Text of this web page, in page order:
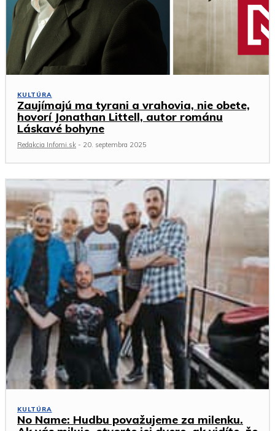
KULTÚRA
Zaujímajú ma tyrani a vrahovia, nie obete,
hovorí Jonathan Littell, autor románu
Láskavé bohyne
Redakcia Infomi.sk - 20. septembra 2025
KULTÚRA
No Name: Hudbu považujeme za milenku.